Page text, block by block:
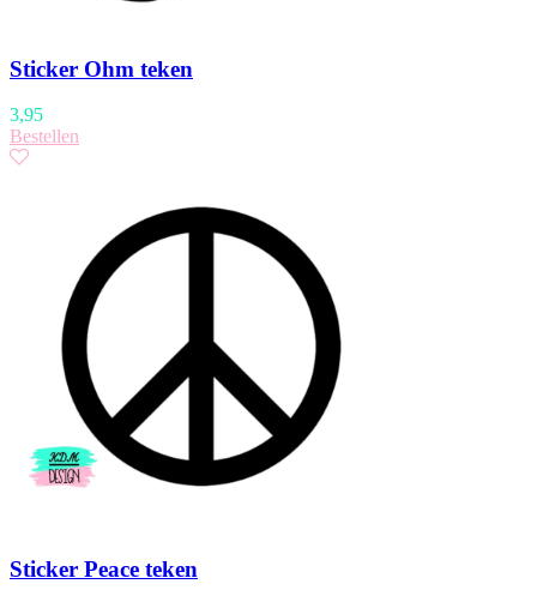
Sticker Ohm teken
3,95
Bestellen
Sticker Peace teken